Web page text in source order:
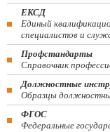
ЕКСД
Единый
специалистов и
Профстандарты
Справочник
Должностные
Образцы
ФГОС
Федеральные